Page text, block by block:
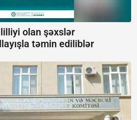
olan şəxslər
təmin ediliblər